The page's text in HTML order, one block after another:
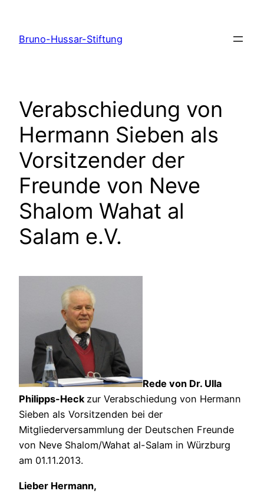
springen
Bruno-Hussar-Stiftung
Verabschiedung von
Hermann Sieben als
Vorsitzender der
Freunde von Neve
Shalom Wahat al
Salam e.V.
Rede von Dr. Ulla
Philipps-Heck zur Verabschiedung von Hermann
Sieben als Vorsitzenden bei der
Mitgliederversammlung der Deutschen Freunde
von Neve Shalom/Wahat al-Salam in Würzburg
am 01.11.2013.
Lieber Hermann,